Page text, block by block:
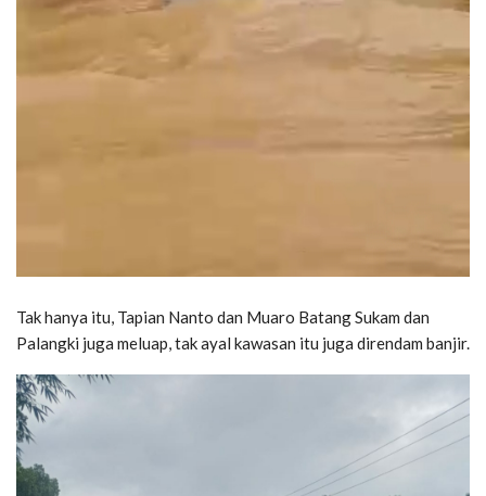
Tak hanya itu, Tapian Nanto dan Muaro Batang Sukam dan
Palangki juga meluap, tak ayal kawasan itu juga direndam banjir.